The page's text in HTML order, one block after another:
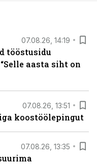
07.08.26, 14:19
tööstusidu
aasta siht on
07.08.26, 13:51
koostöölepingut
07.08.26, 13:35